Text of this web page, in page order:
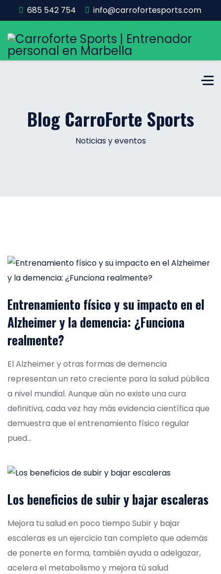
685 542 754 info@carrofortesports.com
Blog CarroForte Sports
Noticias y eventos
Entrenamiento físico y su impacto en el
Alzheimer y la demencia: ¿Funciona
realmente?
El Alzheimer y otras formas de demencia
representan un reto creciente para la salud pública
a nivel mundial. Aunque aún no existe una cura
definitiva, cada vez hay más evidencia científica que
demuestra que el entrenamiento físico regular
pued...
Los beneficios de subir y bajar escaleras
Mejora tu salud en poco tiempo Subir y bajar
escaleras es un ejercicio tan completo que además
de ponerte en forma, también ayuda a adelgazar,
acelera el metabolismo y mejora tú salud